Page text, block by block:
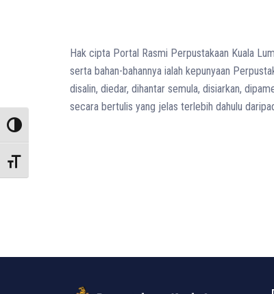
Toggle High Contrast
Toggle Font size
Hak cipta Portal Rasmi Perpustakaan Kuala
serta bahan-bahannya ialah kepunyaan
disalin, diedar, dihantar semula, disiarkan,
secara bertulis yang jelas terlebih dahulu